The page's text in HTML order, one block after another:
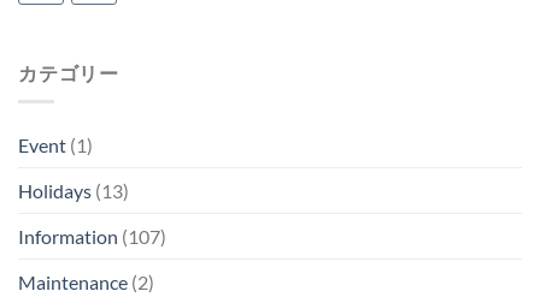
カテゴリー
Event (1)
Holidays (13)
Information (107)
Maintenance (2)